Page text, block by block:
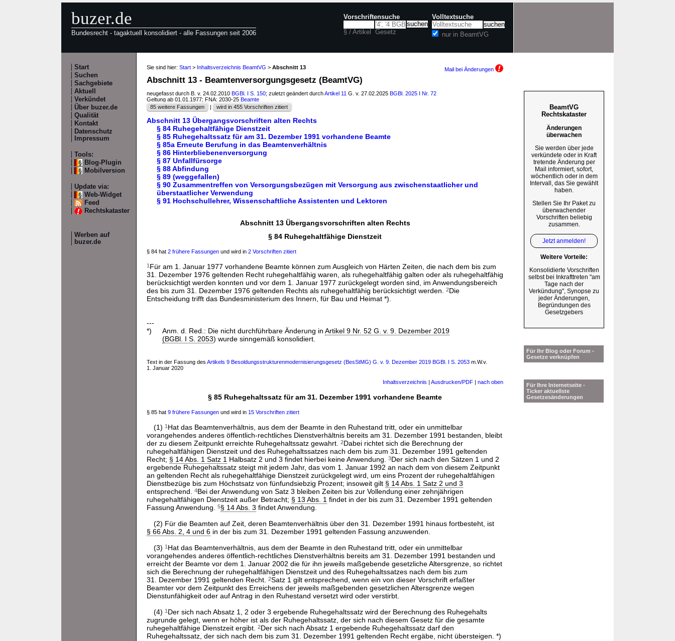
buzer.de
Bundesrecht - tagaktuell konsolidiert - alle Fassungen seit 2006
Vorschriftensuche
§ / Artikel Gesetz
Volltextsuche
nur in BeamtVG
Start
Suchen
Sachgebiete
Aktuell
Verkündet
Über buzer.de
Qualität
Kontakt
Datenschutz
Impressum
Tools:
Blog-Plugin
Mobilversion
Update via:
Web-Widget
Feed
Rechtskataster
Werben auf
buzer.de
Sie sind hier: Start > Inhaltsverzeichnis BeamtVG > Abschnitt 13 Mail bei Änderungen
Abschnitt 13 - Beamtenversorgungsgesetz (BeamtVG)
neugefasst durch B. v. 24.02.2010 BGBl. I S. 150; zuletzt geändert durchArtikel 11 G. v. 27.02.2025 BGBl. 2025 I Nr. 72
Geltung ab 01.01.1977; FNA: 2030-25 Beamte
85 weitere Fassungen
| wird in 455 Vorschriften zitiert
Abschnitt 13 Übergangsvorschriften alten Rechts
§ 84 Ruhegehaltfähige Dienstzeit
§ 85 Ruhegehaltssatz für am 31. Dezember 1991 vorhandene Beamte
§ 85a Erneute Berufung in das Beamtenverhältnis
§ 86 Hinterbliebenenversorgung
§ 87 Unfallfürsorge
§ 88 Abfindung
§ 89 (weggefallen)
§ 90 Zusammentreffen von Versorgungsbezügen mit Versorgung aus zwischenstaatlicher und
überstaatlicher Verwendung
§ 91 Hochschullehrer, Wissenschaftliche Assistenten und Lektoren
Abschnitt 13 Übergangsvorschriften alten Rechts
§ 84 Ruhegehaltfähige Dienstzeit
§ 84 hat 2 frühere Fassungen und wird in 2 Vorschriften zitiert
1 Für am 1. Januar 1977 vorhandene Beamte können zum Ausgleich von Härten Zeiten, die nach dem bis zum
31. Dezember 1976 geltenden Recht ruhegehaltfähig waren, als ruhegehaltfähig galten oder als ruhegehaltfähig
berücksichtigt werden konnten und vor dem 1. Januar 1977 zurückgelegt worden sind, im Anwendungsbereich
des bis zum 31. Dezember 1976 geltenden Rechts als ruhegehaltfähig berücksichtigt werden. 2Die
Entscheidung trifft das Bundesministerium des Innern, für Bau und Heimat *).
---
*)
Anm. d. Red.: Die nicht durchführbare Änderung in Artikel 9 Nr. 52 G. v. 9. Dezember 2019
(BGBl. I S. 2053) wurde sinngemäß konsolidiert.
Text in der Fassung des Artikels 9 Besoldungsstrukturenmodernisierungsgesetz (BesStMG) G. v. 9. Dezember 2019 BGBl. I S. 2053 m.W.v.
1. Januar 2020
Inhaltsverzeichnis Ausdrucken/PDF nach oben
§ 85 Ruhegehaltssatz für am 31. Dezember 1991 vorhandene Beamte
§ 85 hat 9 frühere Fassungen und wird in 15 Vorschriften zitiert
(1) 1 Hat das Beamtenverhältnis, aus dem der Beamte in den Ruhestand tritt, oder ein unmittelbar
vorangehendes anderes öffentlich-rechtliches Dienstverhältnis bereits am 31. Dezember 1991 bestanden, bleibt
der zu diesem Zeitpunkt erreichte Ruhegehaltssatz gewahrt. 2Dabei richtet sich die Berechnung der
ruhegehaltfähigen Dienstzeit und des Ruhegehaltssatzes nach dem bis zum 31. Dezember 1991 geltenden
Recht; § 14 Abs. 1 Satz 1 Halbsatz 2 und 3 findet hierbei keine Anwendung. 3Der sich nach den Sätzen 1 und 2
ergebende Ruhegehaltssatz steigt mit jedem Jahr, das vom 1. Januar 1992 an nach dem von diesem Zeitpunkt
an geltenden Recht als ruhegehaltfähige Dienstzeit zurückgelegt wird, um eins Prozent der ruhegehaltfähigen
Dienstbezüge bis zum Höchstsatz von fünfundsiebzig Prozent; insoweit gilt § 14 Abs. 1 Satz 2 und 3
entsprechend. 4Bei der Anwendung von Satz 3 bleiben Zeiten bis zur Vollendung einer zehnjährigen
ruhegehaltfähigen Dienstzeit außer Betracht; § 13 Abs. 1 findet in der bis zum 31. Dezember 1991 geltenden
Fassung Anwendung. 5§ 14 Abs. 3 findet Anwendung.
(2) Für die Beamten auf Zeit, deren Beamtenverhältnis über den 31. Dezember 1991 hinaus fortbesteht, ist
§ 66 Abs. 2, 4 und 6 in der bis zum 31. Dezember 1991 geltenden Fassung anzuwenden.
(3) 1 Hat das Beamtenverhältnis, aus dem der Beamte in den Ruhestand tritt, oder ein unmittelbar
vorangehendes anderes öffentlich-rechtliches Dienstverhältnis bereits am 31. Dezember 1991 bestanden und
erreicht der Beamte vor dem 1. Januar 2002 die für ihn jeweils maßgebende gesetzliche Altersgrenze, so richtet
sich die Berechnung der ruhegehaltfähigen Dienstzeit und des Ruhegehaltssatzes nach dem bis zum
31. Dezember 1991 geltenden Recht. 2Satz 1 gilt entsprechend, wenn ein von dieser Vorschrift erfaßter
Beamter vor dem Zeitpunkt des Erreichens der jeweils maßgebenden gesetzlichen Altersgrenze wegen
Dienstunfähigkeit oder auf Antrag in den Ruhestand versetzt wird oder verstirbt.
(4) 1 Der sich nach Absatz 1, 2 oder 3 ergebende Ruhegehaltssatz wird der Berechnung des Ruhegehalts
zugrunde gelegt, wenn er höher ist als der Ruhegehaltssatz, der sich nach diesem Gesetz für die gesamte
ruhegehaltfähige Dienstzeit ergibt. 2Der sich nach Absatz 1 ergebende Ruhegehaltssatz darf den
Ruhegehaltssatz, der sich nach dem bis zum 31. Dezember 1991 geltenden Recht ergäbe, nicht übersteigen. *)
BeamtVG
Rechtskataster
Änderungen
überwachen
Sie werden über jede
verkündete oder in Kraft
tretende Änderung per
Mail informiert, sofort,
wöchentlich oder in dem
Intervall, das Sie gewählt
haben.
Stellen Sie Ihr Paket zu
überwachender
Vorschriften beliebig
zusammen.
Jetzt anmelden!
Weitere Vorteile:
Konsolidierte Vorschriften
selbst bei Inkrafttreten "am
Tage nach der
Verkündung", Synopse zu
jeder Änderungen,
Begründungen des
Gesetzgebers
Für Ihr Blog oder Forum -
Gesetze verknüpfen
Für Ihre Internetseite -
Ticker aktuellste
Gesetzesänderungen